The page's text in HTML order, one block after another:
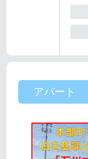
アパート